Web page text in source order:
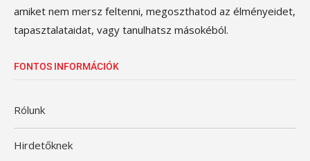
amiket nem mersz feltenni, megoszthatod az élményeidet,
tapasztalataidat, vagy tanulhatsz másokéból.
FONTOS INFORMÁCIÓK
Rólunk
Hirdetőknek